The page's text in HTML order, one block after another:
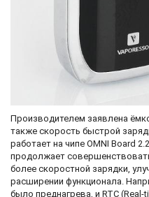
Производителем заявлена
также скорость быстрой
работает на чипе OMNI Board
продолжает
более скоростной зарядки,
расширении функционала.
было преднагрева, и RTC